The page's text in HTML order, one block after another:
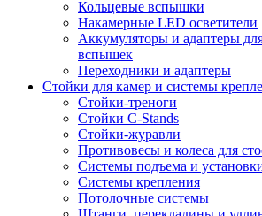
Кольцевые вспышки
Накамерные LED осветители
Аккумуляторы и адаптеры
вспышек
Переходники и адаптеры
Стойки для камер и системы
Стойки-треноги
Стойки C-Stands
Стойки-журавли
Противовесы и колеса для
Системы подъема и
Системы крепления
Потолочные системы